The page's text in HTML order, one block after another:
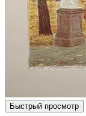
Быстрый просмотр